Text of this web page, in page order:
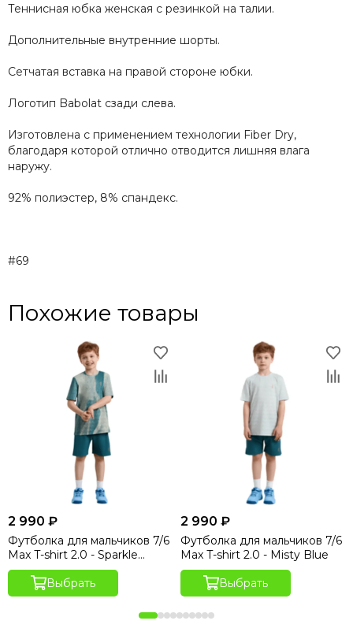
Теннисная юбка женская с резинкой на талии.
Дополнительные внутренние шорты.
Сетчатая вставка на правой стороне юбки.
Логотип Babolat сзади слева.
Изготовлена с применением технологии Fiber Dry,
благодаря которой отлично отводится лишняя влага
наружу.
92% полиэстер, 8% спандекс.
#69
Похожие товары
2 990 ₽
Футболка для мальчиков 7/6
Max T-shirt 2.0 - Sparkle
Hydro Print
Выбрать
2 990 ₽
Футболка для мальчиков 7/6
Max T-shirt 2.0 - Misty Blue
Выбрать